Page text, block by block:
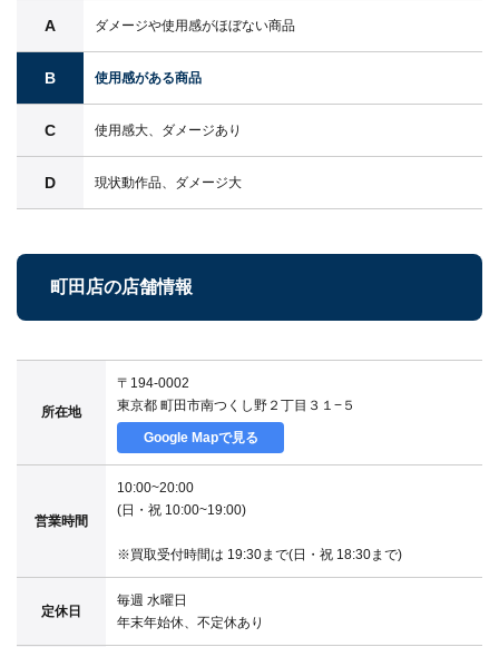
A ダメージや使用感がほぼない商品
B 使用感がある商品
C 使用感大、ダメージあり
D 現状動作品、ダメージ大
町田店の店舗情報
所在地
〒194-0002
東京都 町田市南つくし野２丁目３１−５
Google Mapで見る
営業時間
10:00~20:00
(日・祝 10:00~19:00)
※買取受付時間は 19:30まで(日・祝 18:30まで)
定休日
毎週 水曜日
年末年始休、不定休あり